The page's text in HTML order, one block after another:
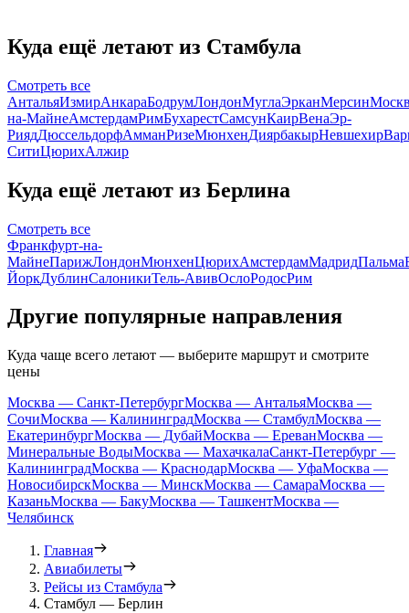
Куда ещё летают из Стамбула
Смотреть все
АнтальяИзмирАнкараБодрумЛондонМуглаЭрканМерсин
на-МайнеАмстердамРимБухарестСамсунКаирВенаЭр-
РиядДюссельдорфАмманРизеМюнхенДиярбакырНевшехир
СитиЦюрихАлжир
Куда ещё летают из Берлина
Смотреть все
Франкфурт-на-
МайнеПарижЛондонМюнхенЦюрихАмстердамМадридПальма
ЙоркДублинСалоникиТель-АвивОслоРодосРим
Другие популярные направления
Куда чаще всего летают — выберите маршрут и смотрите
цены
Москва — Санкт-ПетербургМосква — АнтальяМосква —
СочиМосква — КалининградМосква — СтамбулМосква —
ЕкатеринбургМосква — ДубайМосква — ЕреванМосква —
Минеральные ВодыМосква — МахачкалаСанкт-Петербург —
КалининградМосква — КраснодарМосква — УфаМосква —
НовосибирскМосква — МинскМосква — СамараМосква —
КазаньМосква — БакуМосква — ТашкентМосква —
Челябинск
Главная
Авиабилеты
Рейсы из Стамбула
Стамбул — Берлин